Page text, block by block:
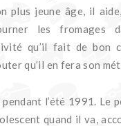
plus jeune âge, il
les fromages
qu’il fait de bon
qu’il en fera son
l’été 1991. Le
quand il va,